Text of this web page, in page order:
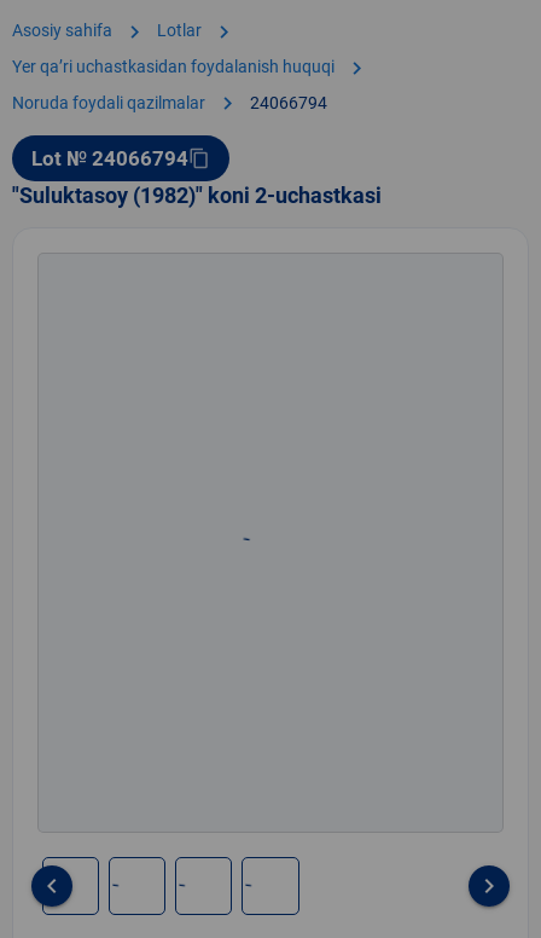
Asosiy sahifa chevron_right Lotlar chevron_right
Yer qaʼri uchastkasidan foydalanish huquqi chevron_right
Noruda foydali qazilmalar chevron_right 24066794
Lot № 24066794content_copy
"Suluktasoy (1982)" koni 2-uchastkasi
keyboard_arrow_left keyboard_arrow_right